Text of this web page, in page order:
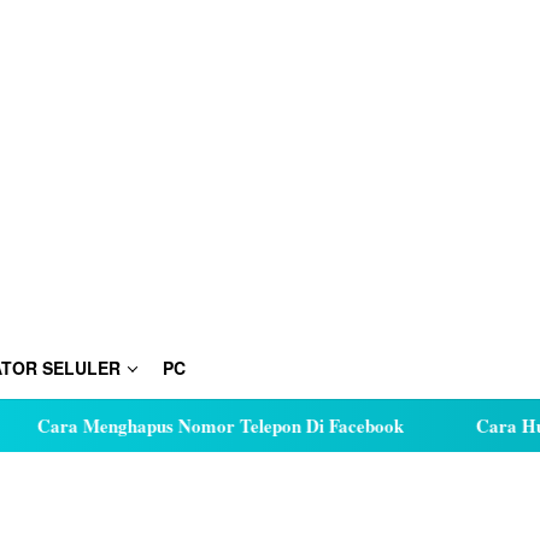
SELULER PC
Nomor Telepon Di Facebook Cara Hutang